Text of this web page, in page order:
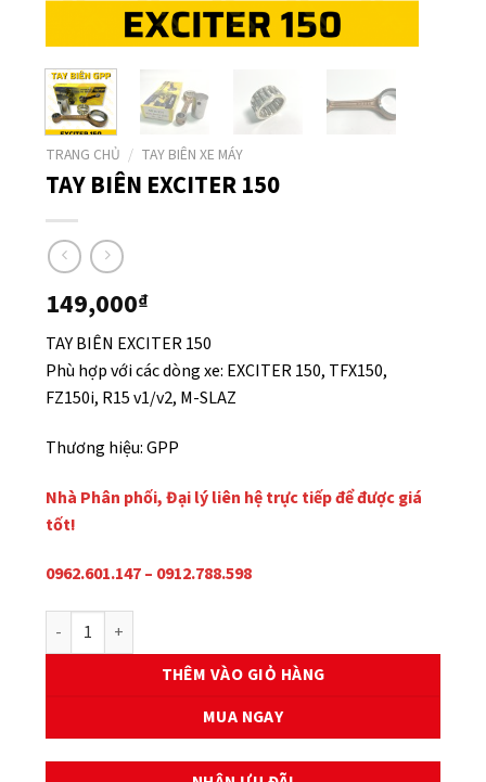
TRANG CHỦ / TAY BIÊN XE MÁY
TAY BIÊN EXCITER 150
149,000₫
TAY BIÊN EXCITER 150
Phù hợp với các dòng xe: EXCITER 150, TFX150,
FZ150i, R15 v1/v2, M-SLAZ
Thương hiệu: GPP
Nhà Phân phối, Đại lý liên hệ trực tiếp để được giá
tốt!
0962.601.147 – 0912.788.598
TAY BIÊN EXCITER 150 số lượng
THÊM VÀO GIỎ HÀNG
MUA NGAY